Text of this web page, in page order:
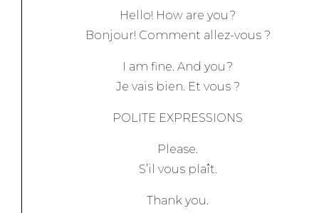
Hello! How are you?
Bonjour! Comment allez-vous ?
I am fine. And you?
Je vais bien. Et vous ?
POLITE EXPRESSIONS
Please.
S’il vous plaît.
Thank you.